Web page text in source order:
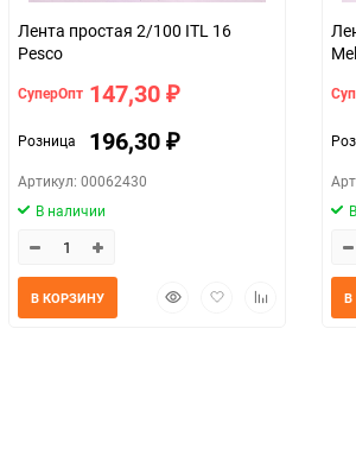
Лента простая 2/100 ITL 16
Pesco
СуперОпт 147,30 ₽
Розница 196,30 ₽
Артикул: 00062430
В наличии
БыстрыйДобавитьДобавить
В КОРЗИНУ В